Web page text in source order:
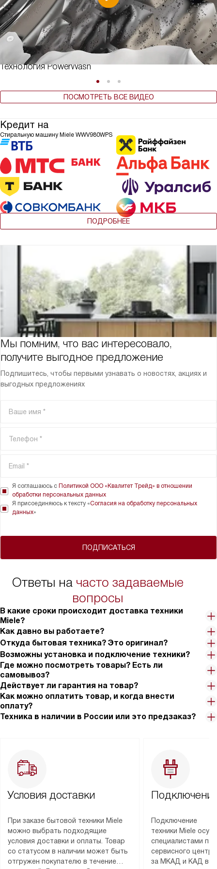
Технология PowerWash
ПОСМОТРЕТЬ ВСЕ ВИДЕО
Кредит на
Стиральную машину Miele WWV980WPS
ПОДРОБНЕЕ
Мы помним, что вас интересовало,
получите выгодное предложение
Подпишитесь, чтобы первыми узнавать о новостях, акциях и
выгодных предложениях
ПОДПИСАТЬСЯ
Я соглашаюсь с Политикой ООО «Квалитет Трейд» в отношении
обработки персональных данных
Я присоединяюсь к тексту «Согласия на обработку персональных
данных»
Ответы на часто задаваемые
вопросы
В какие сроки происходит доставка техники
Miele?
Как давно вы работаете?
Откуда бытовая техника? Это оригинал?
Возможны установка и подключение техники?
Где можно посмотреть товары? Есть ли
самовывоз?
Действует ли гарантия на товар?
Как можно оплатить товар, и когда внести
оплату?
Техника в наличии в России или это предзаказ?
Условия доставки
При заказе бытовой техники Miele
можно выбрать подходящие
условия доставки и оплаты. Товар
со статусом в наличии может быть
отгружен покупателю в течение
Подключение
техники Miele
специалистами
сервисного
за МКАД и КАД